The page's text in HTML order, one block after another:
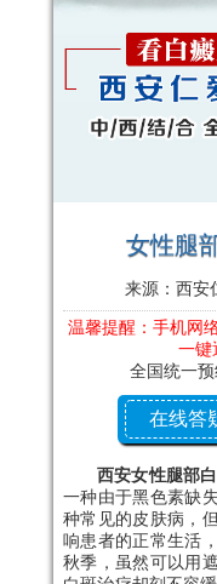
女性腿
来源：西安
温馨提醒：手机网
一键
全国统一预
在线答
西安女性腿部
一种由于黑色素缺
种常见的皮肤病，
响患者的正常生活
秋季，虽然可以用